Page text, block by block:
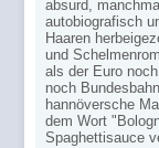
absurd,
autobiografisch
Haaren
und
als der Euro
noch
hannöversche
dem Wort
Spaghettisauce